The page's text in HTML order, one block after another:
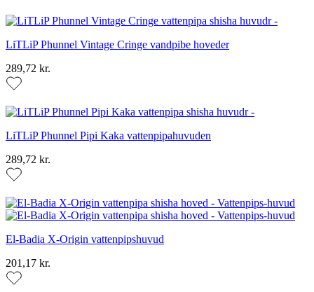
LiTLiP Phunnel Vintage Cringe vandpibe hoveder
289,72 kr.
LiTLiP Phunnel Pipi Kaka vattenpipahuvuden
289,72 kr.
El-Badia X-Origin vattenpipshuvud
201,17 kr.